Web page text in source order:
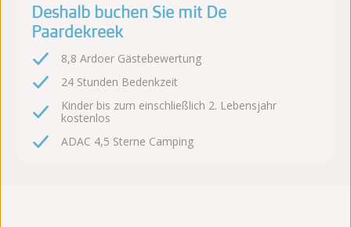
Deshalb buchen Sie mit De
Paardekreek
8,8 Ardoer Gästebewertung
24 Stunden Bedenkzeit
Kinder bis zum einschließlich 2. Lebensjahr
kostenlos
ADAC 4,5 Sterne Camping